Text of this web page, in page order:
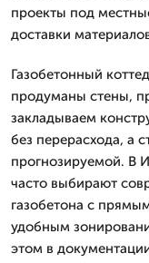
проекты под
доставки
Газобетонный
продуманы стены,
закладываем
без перерасхода, а
прогнозируемой. В
часто выбирают
газобетона с
удобным
этом в